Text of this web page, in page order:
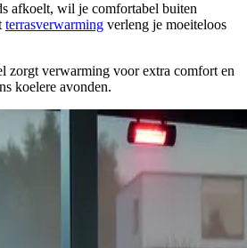
afkoelt, wil je comfortabel buiten
terrasverwarming verleng je moeiteloos
zorgt verwarming voor extra comfort en
koelere avonden.